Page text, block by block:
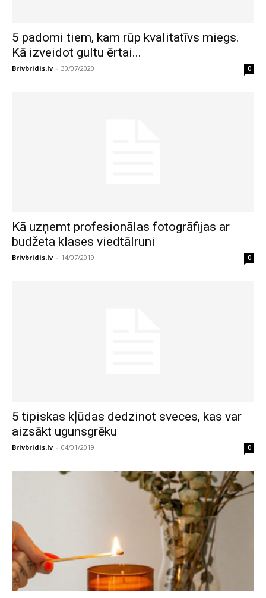
5 padomi tiem, kam rūp kvalitatīvs miegs.
Kā izveidot gultu ērtai...
Brivbridis.lv - 30/07/2020 0
Kā uzņemt profesionālas fotogrāfijas ar
budžeta klases viedtālruni
Brivbridis.lv - 14/07/2019 0
5 tipiskas kļūdas dedzinot sveces, kas var
aizsākt ugunsgrēku
Brivbridis.lv - 04/01/2019 0